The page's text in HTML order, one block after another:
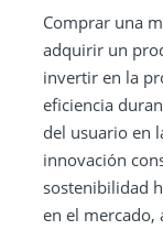
Comprar una
adquirir un
invertir en la
eficiencia
del usuario en
innovación
sostenibilidad
en el mercado,